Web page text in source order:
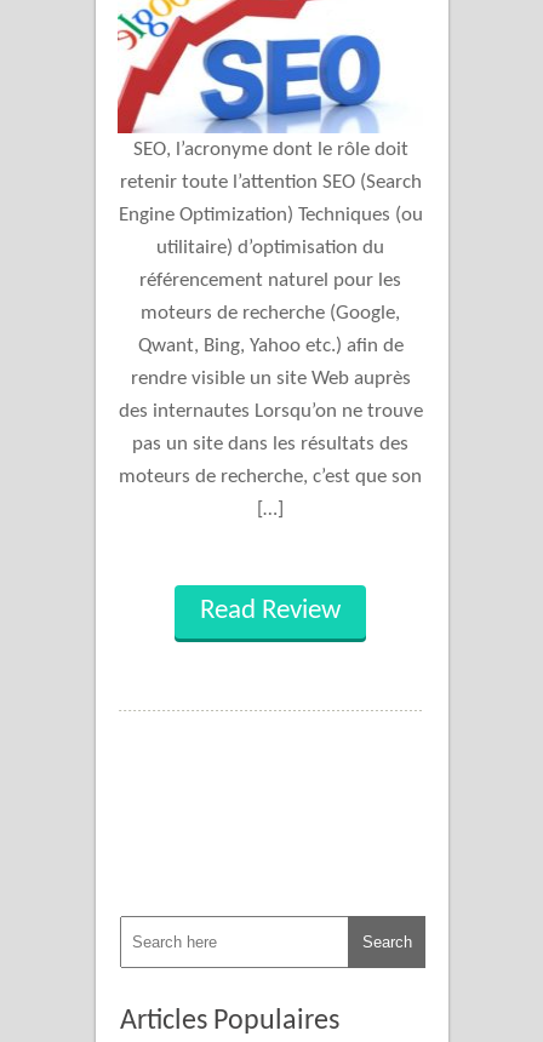
SEO, l’acronyme dont le rôle doit
retenir toute l’attention SEO (Search
Engine Optimization) Techniques (ou
utilitaire) d’optimisation du
référencement naturel pour les
moteurs de recherche (Google,
Qwant, Bing, Yahoo etc.) afin de
rendre visible un site Web auprès
des internautes Lorsqu’on ne trouve
pas un site dans les résultats des
moteurs de recherche, c’est que son
[…]
Read Review
Articles Populaires